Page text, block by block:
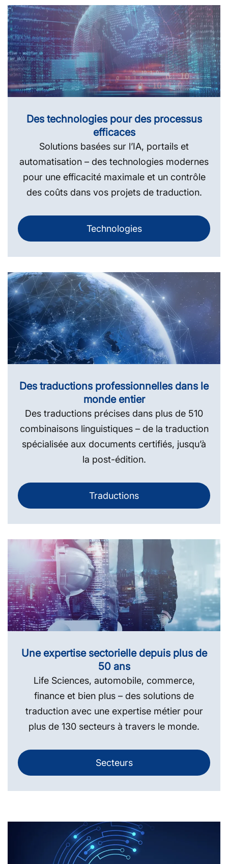
Des technologies pour des processus
efficaces
Solutions basées sur l’IA, portails et
automatisation – des technologies modernes
pour une efficacité maximale et un contrôle
des coûts dans vos projets de traduction.
Technologies
Des traductions professionnelles dans le
monde entier
Des traductions précises dans plus de 510
combinaisons linguistiques – de la traduction
spécialisée aux documents certifiés, jusqu’à
la post-édition.
Traductions
Une expertise sectorielle depuis plus de
50 ans
Life Sciences, automobile, commerce,
finance et bien plus – des solutions de
traduction avec une expertise métier pour
plus de 130 secteurs à travers le monde.
Secteurs